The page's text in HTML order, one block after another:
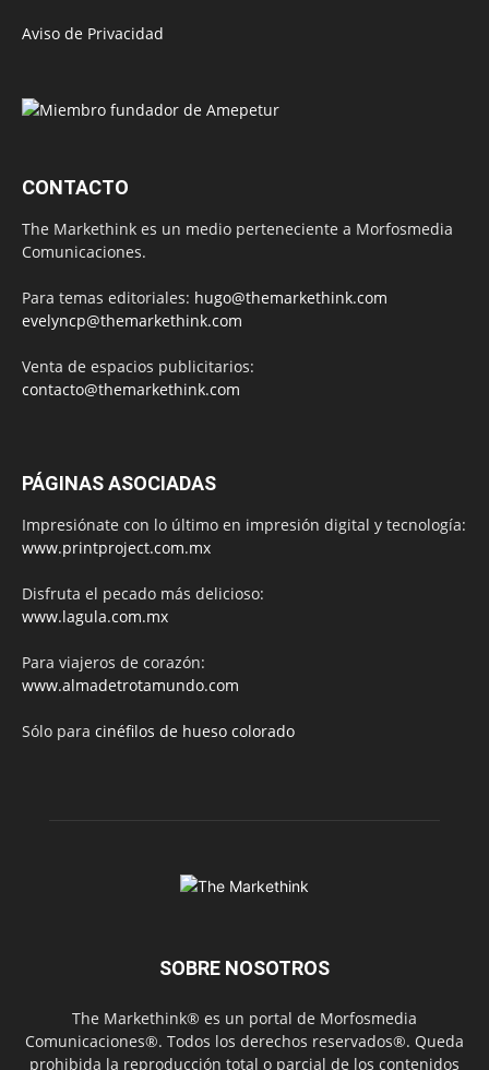
Aviso de Privacidad
CONTACTO
The Markethink es un medio perteneciente a Morfosmedia
Comunicaciones.
Para temas editoriales: hugo@themarkethink.com
evelyncp@themarkethink.com
Venta de espacios publicitarios:
contacto@themarkethink.com
PÁGINAS ASOCIADAS
Impresiónate con lo último en impresión digital y tecnología:
www.printproject.com.mx
Disfruta el pecado más delicioso:
www.lagula.com.mx
Para viajeros de corazón:
www.almadetrotamundo.com
Sólo para cinéfilos de hueso colorado
SOBRE NOSOTROS
The Markethink® es un portal de Morfosmedia
Comunicaciones®. Todos los derechos reservados®. Queda
prohibida la reproducción total o parcial de los contenidos